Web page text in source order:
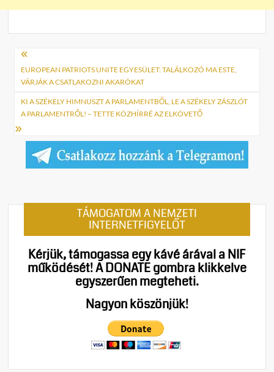
Bejegyzés
navigáció
EUROPEAN PATRIOTS UNITE EGYESÜLET: TALÁLKOZÓ MA ESTE,
VÁRJÁK A CSATLAKOZNI AKARÓKAT
KI A SZÉKELY HIMNUSZT A PARLAMENTBŐL, LE A SZÉKELY ZÁSZLÓT
A PARLAMENTRŐL! – TETTE KÖZHÍRRÉ AZ ELKÖVETŐ
TÁMOGATOM A NEMZETI
INTERNETFIGYELŐT
Kérjük, támogassa egy kávé árával a NIF
működését!A DONATE gombra klikkelve
egyszerűen megteheti.
Nagyon köszönjük!